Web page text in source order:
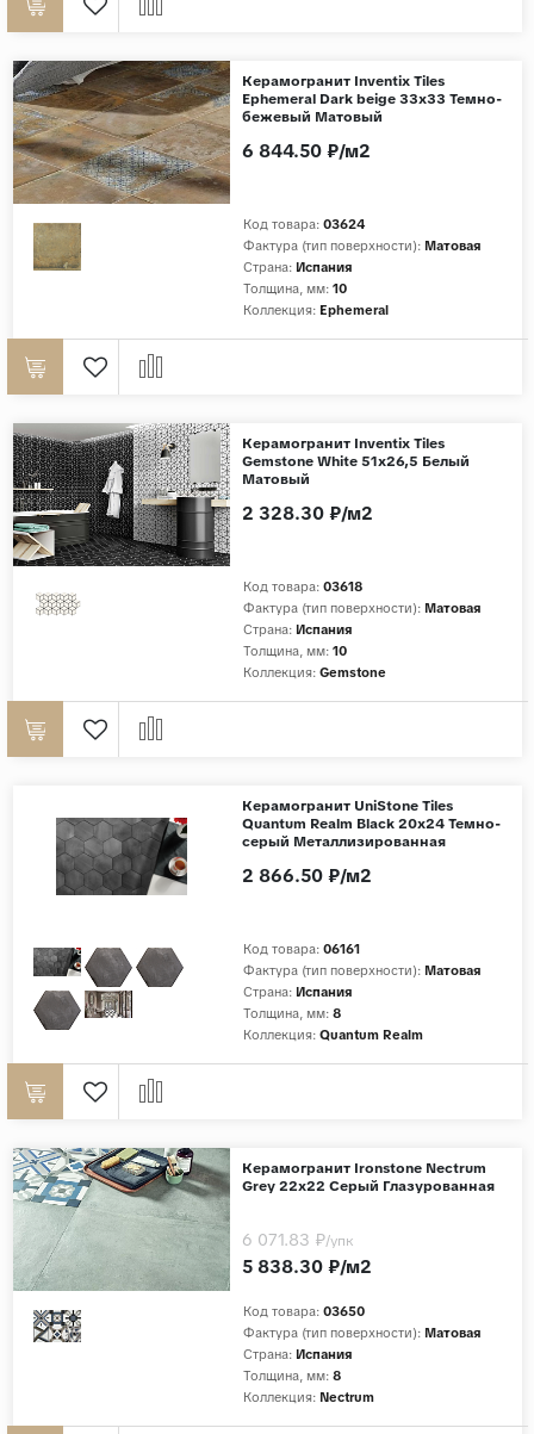
Испания
Керамогранит Inventix Tiles
Ephemeral Dark beige 33x33 Темно-
бежевый Матовый
Код товара: 03624
Фактура (тип поверхности): Матовая
Страна: Испания
Толщина, мм: 10
Коллекция: Ephemeral
6 844.50 ₽/м2
Керамогранит Inventix Tiles
Gemstone White 51x26,5 Белый
Матовый
Код товара: 03618
Фактура (тип поверхности): Матовая
Страна: Испания
Толщина, мм: 10
Коллекция: Gemstone
2 328.30 ₽/м2
Керамогранит UniStone Tiles
Quantum Realm Black 20x24 Темно-
серый Металлизированная
Код товара: 06161
Фактура (тип поверхности): Матовая
Страна: Испания
Толщина, мм: 8
Коллекция: Quantum Realm
2 866.50 ₽/м2
Керамогранит Ironstone Nectrum
Grey 22x22 Серый Глазурованная
Код товара: 03650
Фактура (тип поверхности): Матовая
Страна: Испания
Толщина, мм: 8
Коллекция: Nectrum
5 838.30 ₽/м2
6 071.83 ₽/упк